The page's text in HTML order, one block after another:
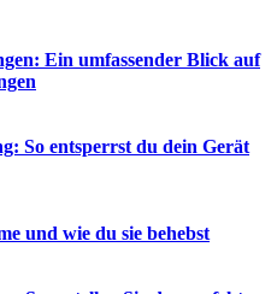
Ein umfassender Blick auf
So entsperrst du dein Gerät
und wie du sie behebst